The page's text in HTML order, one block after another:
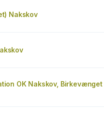
Nakskov
OK Nakskov, Birkevænget